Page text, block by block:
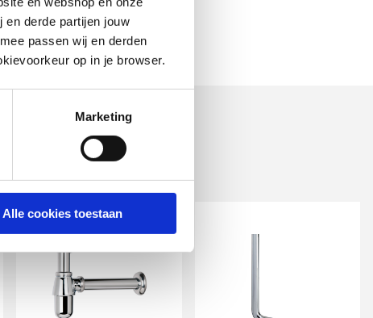
derde partijen jouw
passen wij en derden
op in je browser.
Marketing
Alle cookies toestaan